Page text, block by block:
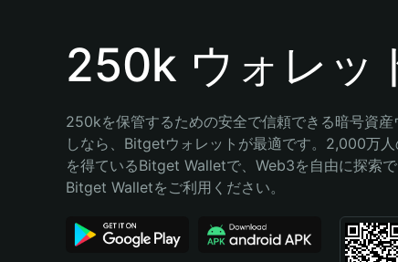
Bahasa Indonesia
Português (Brasil)
250k ウォレッ
250kを保管するための安全で信頼できる暗号資産
しなら、Bitgetウォレットが最適です。2,000万
を得ているBitget Walletで、Web3を自由に探索
Bitget Walletをご利用ください。